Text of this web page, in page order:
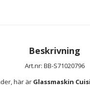
Beskrivning
Art.nr: BB-S71020796
här är Glassmaskin